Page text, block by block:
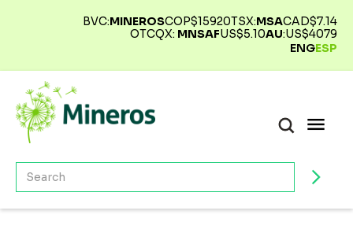
BVC:MINEROSCOP$15920TSX:MSACAD$7.14
OTCQX: MNSAFUS$5.10AU:US$4079
ENGESP